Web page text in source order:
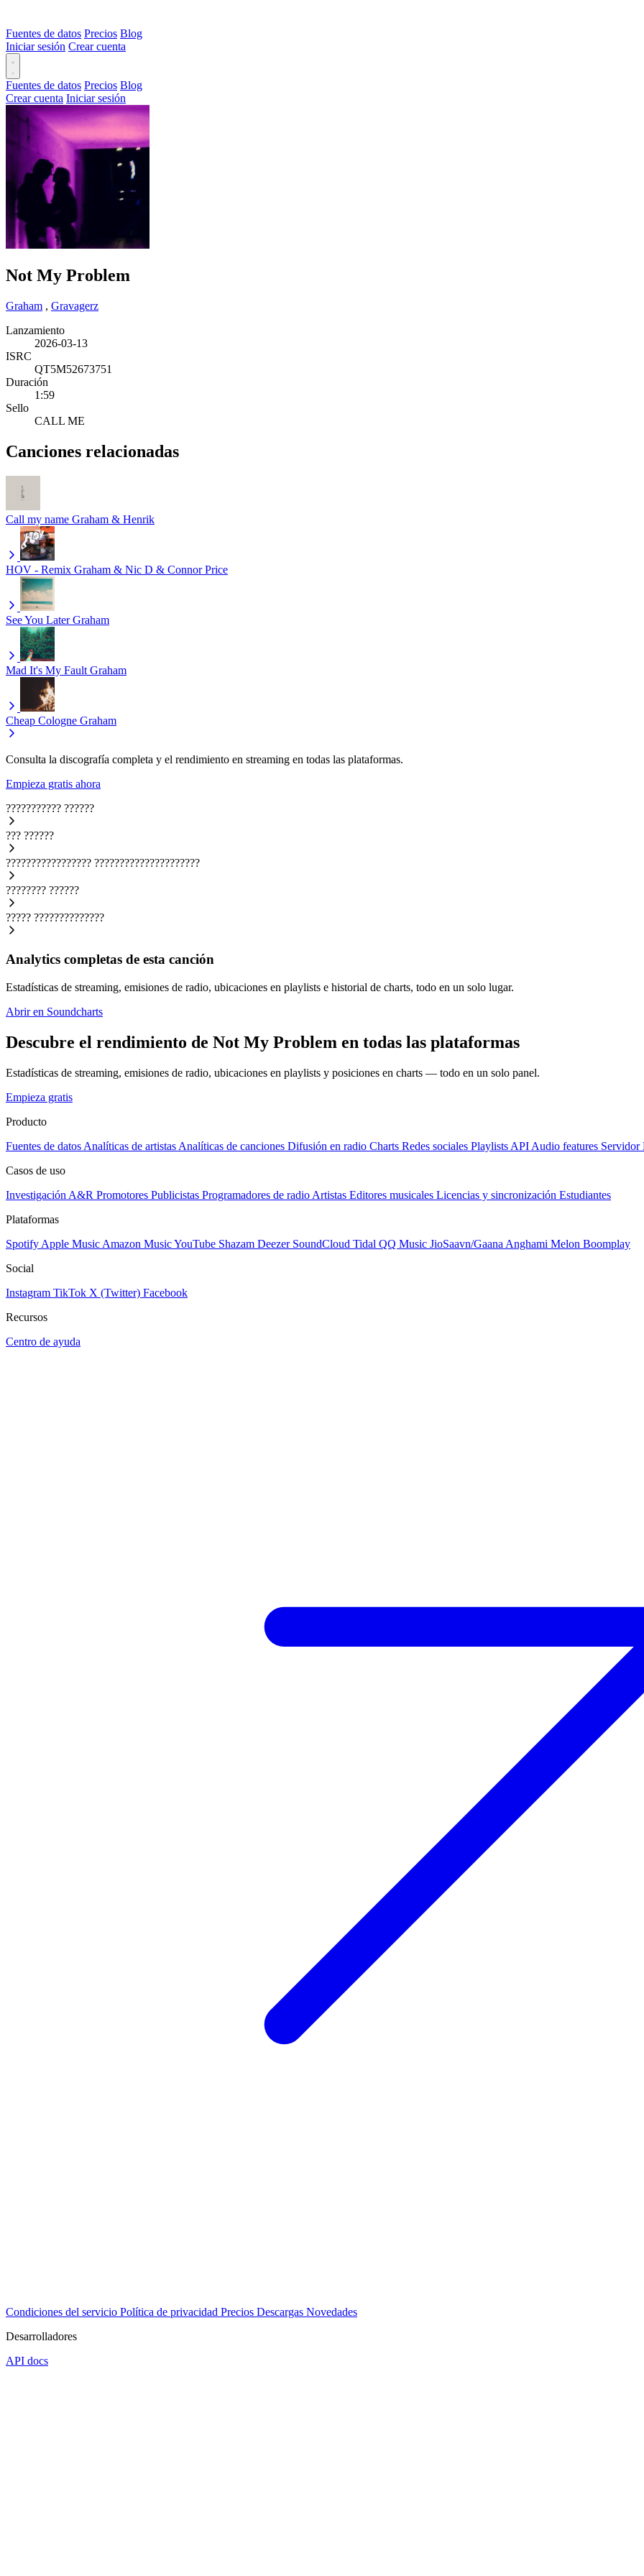
Fuentes de datos Precios Blog
Iniciar sesión Crear cuenta
Fuentes de datos Precios Blog
Crear cuenta Iniciar sesión
Not My Problem
Graham , Gravagerz
Lanzamiento
2026-03-13
ISRC
QT5M52673751
Duración
1:59
Sello
CALL ME
Canciones relacionadas
Call my name Graham & Henrik
HOV - Remix Graham & Nic D & Connor Price
See You Later Graham
Mad It's My Fault Graham
Cheap Cologne Graham
Consulta la discografía completa y el rendimiento en streaming en todas las plataformas.
Empieza gratis ahora
??????????? ??????
??? ??????
????????????????? ?????????????????????
???????? ??????
????? ??????????????
Analytics completas de esta canción
Estadísticas de streaming, emisiones de radio, ubicaciones en playlists e historial de charts, todo en un solo lugar.
Abrir en Soundcharts
Descubre el rendimiento de Not My Problem en todas las plataformas
Estadísticas de streaming, emisiones de radio, ubicaciones en playlists y posiciones en charts — todo en un solo panel.
Empieza gratis
Producto
Fuentes de datos Analíticas de artistas Analíticas de canciones Difusión en radio Charts Redes sociales Playlists API Audio features Servidor
Casos de uso
Investigación A&R Promotores Publicistas Programadores de radio Artistas Editores musicales Licencias y sincronización Estudiantes
Plataformas
Spotify Apple Music Amazon MusicYouTube Shazam Deezer SoundCloud Tidal QQ Music JioSaavn/Gaana Anghami Melon Boomplay
Social
Instagram TikTok X (Twitter) Facebook
Recursos
Centro de ayuda
Condiciones del servicio Política de privacidad Precios Descargas Novedades
Desarrolladores
API docs